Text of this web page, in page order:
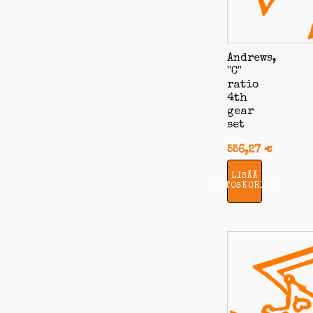
Andrews,
''C''
ratio
4th
gear
set
556,27 €
LISÄÄ
OSTOSKORIIN